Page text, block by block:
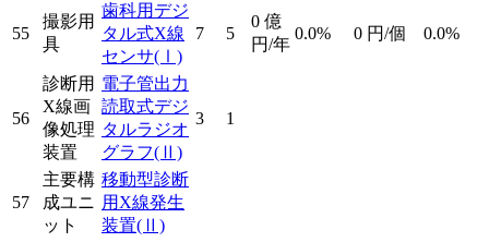
55
撮影用
具
歯科用デジ
タル式X線
センサ(Ⅰ)
7 5
0 億
円/年
0.0% 0 円/個 0.0%
56
診断用
X線画
像処理
装置
電子管出力
読取式デジ
タルラジオ
グラフ(Ⅱ)
3 1
57
主要構
成ユニ
ット
移動型診断
用X線発生
装置(Ⅱ)